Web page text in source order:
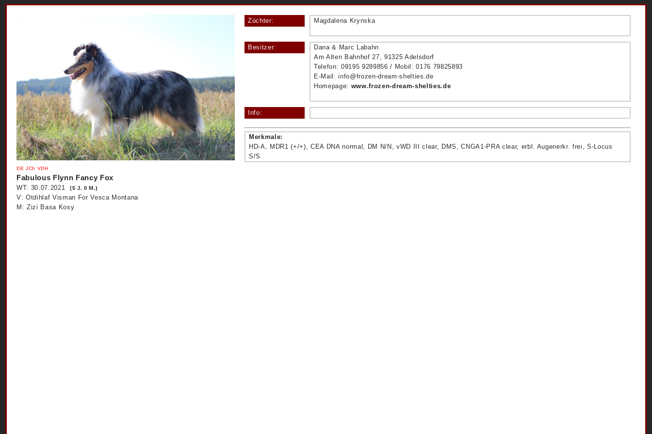
DE JCh VDH
Fabulous Flynn Fancy Fox
WT: 30.07.2021 (5 J. 0 M.)
V: Otdihlaf Visman For Vesca Montana
M: Zizi Basa Kosy
Züchter: Magdalena Krynska
Besitzer:
Dana & Marc Labahn
Am Alten Bahnhof 27, 91325 Adelsdorf
Telefon: 09195 9289856 / Mobil: 0176 79825893
E-Mail: info@frozen-dream-shelties.de
Homepage: www.frozen-dream-shelties.de
Info:
Merkmale:
HD-A, MDR1 (+/+), CEA DNA normal, DM N/N, vWD III clear, DMS, CNGA1-PRA clear, erbl. Augenerkr. frei, S-Locus
S/S